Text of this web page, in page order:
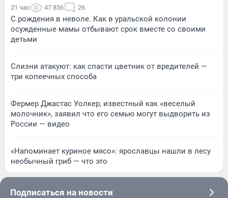
21 час 47 856 26
С рождения в неволе. Как в уральской колонии
осужденные мамы отбывают срок вместе со своими
детьми
Слизни атакуют: как спасти цветник от вредителей —
три копеечных способа
Фермер Джастас Уолкер, известный как «веселый
молочник», заявил что его семью могут выдворить из
России — видео
«Напоминает куриное мясо»: ярославцы нашли в лесу
необычный гриб — что это
Подписаться на новости